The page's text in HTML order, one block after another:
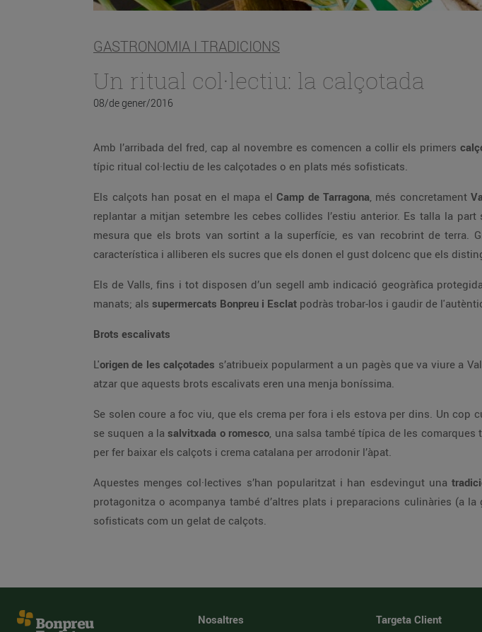
GASTRONOMIA I TRADICIONS
Un ritual col·lectiu: la calçotada
08/de gener/2016
Amb l’arribada del fred, cap al novembre es comencen a collir els primers
típic ritual col·lectiu de les calçotades o en plats més sofisticats.
Els calçots han posat en el mapa el Camp de Tarragona, més concretament
replantar a mitjan setembre les cebes collides l’estiu anterior. Es talla la
mesura que els brots van sortint a la superfície, es van recobrint de terra.
característica i alliberen els sucres que els donen el gust dolcenc que els
Els de Valls, fins i tot disposen d’un segell amb indicació geogràfica
manats; als supermercats Bonpreu i Esclat podràs trobar-los i gaudir de
Brots escalivats
L'origen de les calçotades s’atribueix popularment a un pagès que va viure a
atzar que aquests brots escalivats eren una menja boníssima.
Se solen coure a foc viu, que els crema per fora i els estova per dins. Un cop
se suquen a la salvitxada o romesco, una salsa també típica de les
per fer baixar els calçots i crema catalana per arrodonir l’àpat.
Aquestes menges col·lectives s’han popularitzat i han esdevingut una
protagonitza o acompanya també d’altres plats i preparacions culinàries (a
sofisticats com un gelat de calçots.
Nosaltres Targeta Client